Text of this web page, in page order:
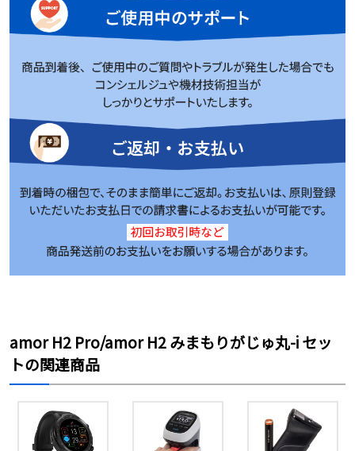
amor H2 Pro/amor H2 みまもりがじゅ丸-i セッ
トの関連商品